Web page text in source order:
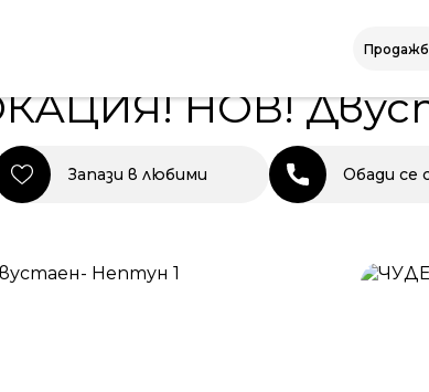
НОВ!
Запази в любими Обади се